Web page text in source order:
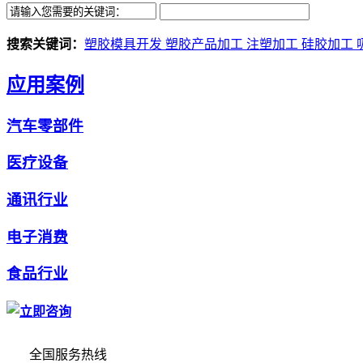
搜索关键词： 塑胶模具开发 塑胶产品加工 注塑加工 硅胶加工
应用案例
汽车零部件
医疗设备
通讯行业
电子消费
食品行业
全国服务热线